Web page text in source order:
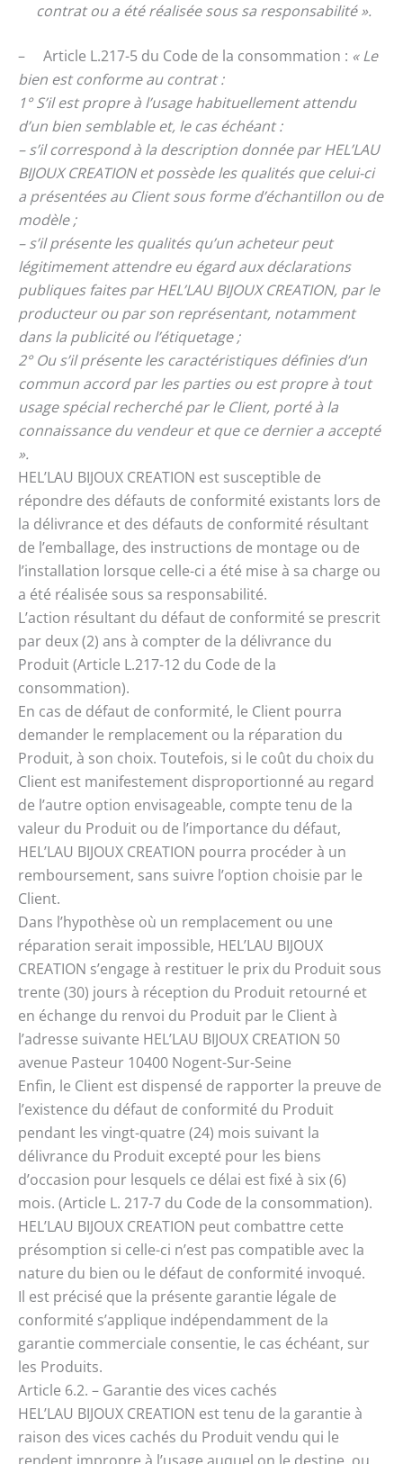
contrat ou a été réalisée sous sa responsabilité ».
– Article L.217-5 du Code de la consommation : « Le
bien est conforme au contrat :
1° S’il est propre à l’usage habituellement attendu
d’un bien semblable et, le cas échéant :
– s’il correspond à la description donnée par HEL’LAU
BIJOUX CREATION et possède les qualités que celui-ci
a présentées au Client sous forme d’échantillon ou de
modèle ;
– s’il présente les qualités qu’un acheteur peut
légitimement attendre eu égard aux déclarations
publiques faites par HEL’LAU BIJOUX CREATION, par le
producteur ou par son représentant, notamment
dans la publicité ou l’étiquetage ;
2° Ou s’il présente les caractéristiques définies d’un
commun accord par les parties ou est propre à tout
usage spécial recherché par le Client, porté à la
connaissance du vendeur et que ce dernier a accepté
».
HEL’LAU BIJOUX CREATION est susceptible de
répondre des défauts de conformité existants lors de
la délivrance et des défauts de conformité résultant
de l’emballage, des instructions de montage ou de
l’installation lorsque celle-ci a été mise à sa charge ou
a été réalisée sous sa responsabilité.
L’action résultant du défaut de conformité se prescrit
par deux (2) ans à compter de la délivrance du
Produit (Article L.217-12 du Code de la
consommation).
En cas de défaut de conformité, le Client pourra
demander le remplacement ou la réparation du
Produit, à son choix. Toutefois, si le coût du choix du
Client est manifestement disproportionné au regard
de l’autre option envisageable, compte tenu de la
valeur du Produit ou de l’importance du défaut,
HEL’LAU BIJOUX CREATION pourra procéder à un
remboursement, sans suivre l’option choisie par le
Client.
Dans l’hypothèse où un remplacement ou une
réparation serait impossible, HEL’LAU BIJOUX
CREATION s’engage à restituer le prix du Produit sous
trente (30) jours à réception du Produit retourné et
en échange du renvoi du Produit par le Client à
l’adresse suivante HEL’LAU BIJOUX CREATION 50
avenue Pasteur 10400 Nogent-Sur-Seine
Enfin, le Client est dispensé de rapporter la preuve de
l’existence du défaut de conformité du Produit
pendant les vingt-quatre (24) mois suivant la
délivrance du Produit excepté pour les biens
d’occasion pour lesquels ce délai est fixé à six (6)
mois. (Article L. 217-7 du Code de la consommation).
HEL’LAU BIJOUX CREATION peut combattre cette
présomption si celle-ci n’est pas compatible avec la
nature du bien ou le défaut de conformité invoqué.
Il est précisé que la présente garantie légale de
conformité s’applique indépendamment de la
garantie commerciale consentie, le cas échéant, sur
les Produits.
Article 6.2. – Garantie des vices cachés
HEL’LAU BIJOUX CREATION est tenu de la garantie à
raison des vices cachés du Produit vendu qui le